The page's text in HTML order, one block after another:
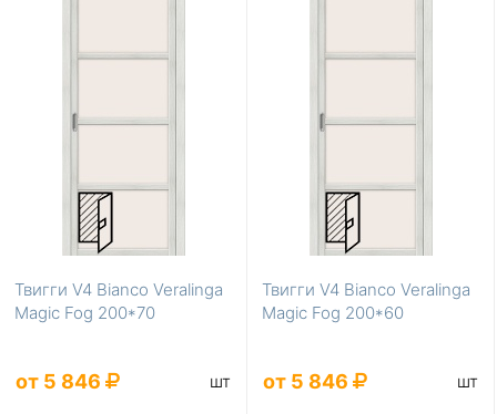
Твигги V4 Bianco Veralinga
Magic Fog 200*70
от 5 846 шт
Твигги V4 Bianco Veralinga
Magic Fog 200*60
от 5 846 шт